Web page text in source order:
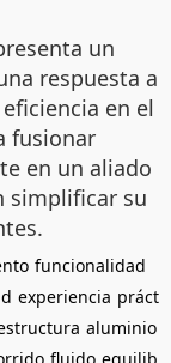
un
respuesta a
en el
fusionar
en un aliado
simplificar su
funcionalidad
experiencia práct
aluminio